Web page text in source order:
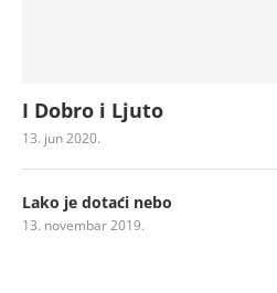
I Dobro i Ljuto
13. jun 2020.
Lako je dotaći nebo
13. novembar 2019.